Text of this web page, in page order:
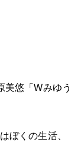
美悠「Wみゆう
ぼくの生活、